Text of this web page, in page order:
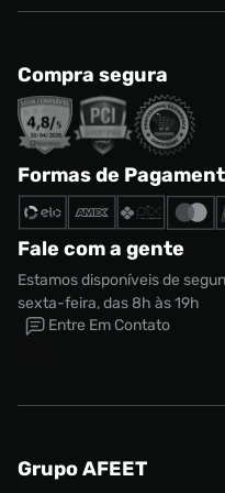
Compra segura
Formas de
Fale com a gente
Estamos disponíveis de
sexta-feira, das 8h às 19h
Entre Em Contato
Grupo AFEET